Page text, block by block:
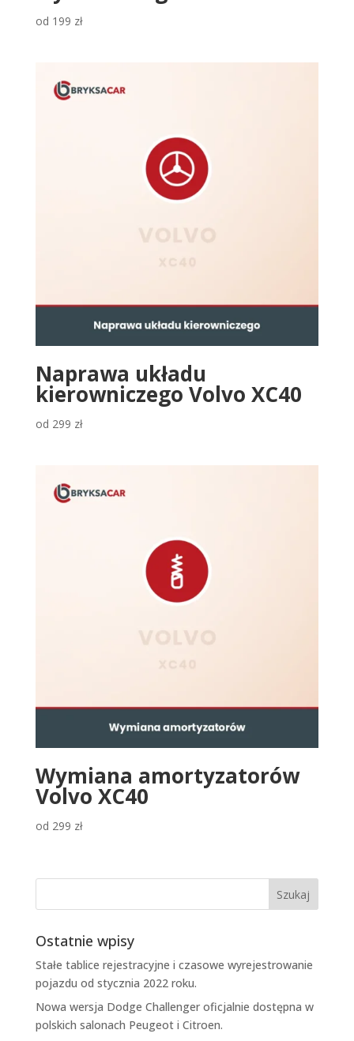
od 199 zł
Naprawa układu
kierowniczego Volvo XC40
od 299 zł
Wymiana amortyzatorów
Volvo XC40
od 299 zł
Ostatnie wpisy
Stałe tablice rejestracyjne i czasowe wyrejestrowanie
pojazdu od stycznia 2022 roku.
Nowa wersja Dodge Challenger oficjalnie dostępna w
polskich salonach Peugeot i Citroen.